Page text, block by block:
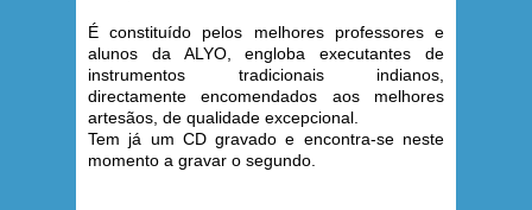
É constituído pelos melhores professores e
alunos da ALYO, engloba executantes de
instrumentos tradicionais indianos,
directamente encomendados aos melhores
artesãos, de qualidade excepcional.
Tem já um CD gravado e encontra-se neste
momento a gravar o segundo.